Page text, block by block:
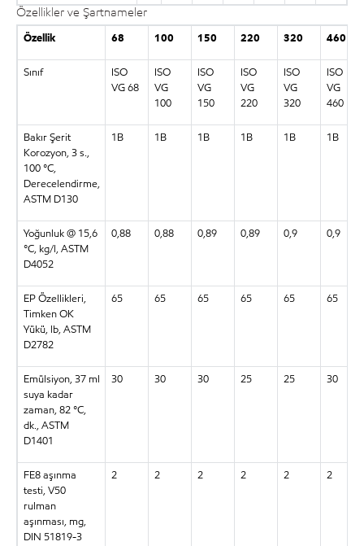
Özellikler ve Şartnameler
Özellik 68 100 150 220 320 460
Sınıf
ISO
VG 68
ISO
VG
100
ISO
VG
150
ISO
VG
220
ISO
VG
320
ISO
VG
460
Bakır Şerit
Korozyon, 3 s.,
100 °C,
Derecelendirme,
ASTM D130
1B 1B 1B 1B 1B 1B
Yoğunluk @ 15,6
°C, kg/l, ASTM
D4052
0,88 0,88 0,89 0,89 0,9 0,9
EP Özellikleri,
Timken OK
Yükü, lb, ASTM
D2782
65 65 65 65 65 65
Emülsiyon, 37 ml
suya kadar
zaman, 82 °C,
dk., ASTM
D1401
30 30 30 25 25 30
FE8 aşınma
testi, V50
rulman
aşınması, mg,
DIN 51819-3
2 2 2 2 2 2